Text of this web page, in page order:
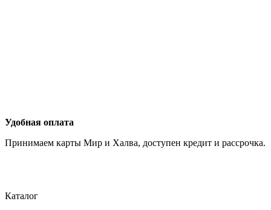
Удобная оплата
Принимаем карты Мир и Халва, доступен кредит и рассрочка.
Каталог